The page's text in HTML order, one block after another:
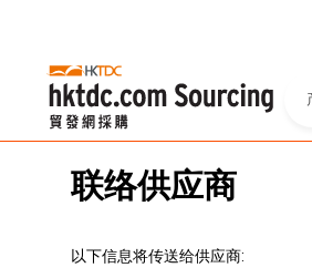
联络供应商
以下信息将传送给供应商: